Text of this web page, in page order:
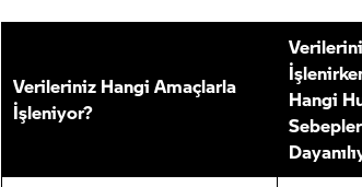
Verileriniz Hangi Amaçlarla
İşleniyor?
Hangi